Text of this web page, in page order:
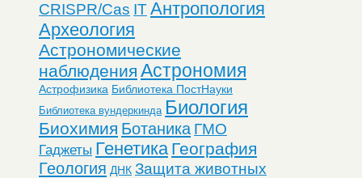
CRISPR/Cas ITАнтропология
Археология
Астрономические
наблюдения Астрономия
Астрофизика Библиотека ПостНауки
Библиотека вундеркинда Биология
Биохимия Ботаника ГМО
Гаджеты Генетика География
Геология ДНК Защита животных